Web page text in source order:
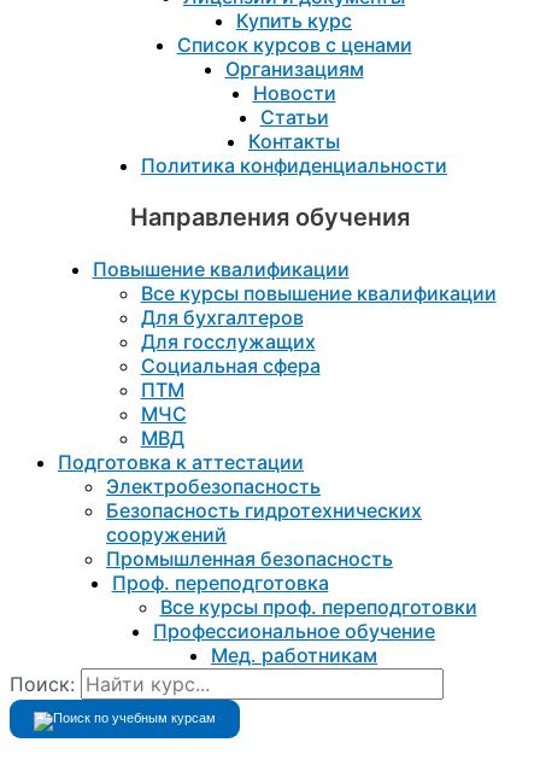
Купить курс
Список курсов с ценами
Организациям
Новости
Статьи
Контакты
Политика конфиденциальности
Направления обучения
Повышение квалификации
Все курсы повышение квалификации
Для бухгалтеров
Для госслужащих
Социальная сфера
ПТМ
МЧС
МВД
Подготовка к aттестации
Электробезопасность
Безопасность гидротехнических
сооружений
Промышленная безопасность
Проф. переподготовка
Все курсы проф. переподготовки
Профессиональное обучение
Мед. работникам
Поиск: